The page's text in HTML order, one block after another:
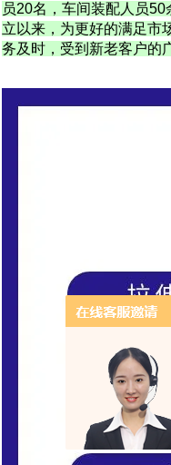
员20名，车间装配人员
立以来，为更好的满足市
务及时，受到新老客户的